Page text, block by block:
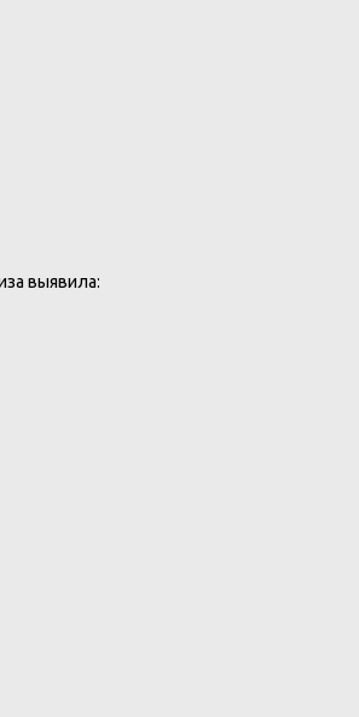
выявила: